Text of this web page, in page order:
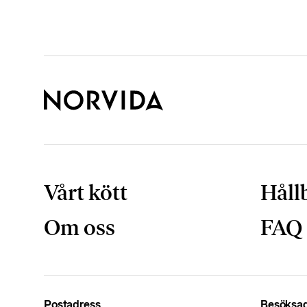
Vårt kött
Om oss
FAQ